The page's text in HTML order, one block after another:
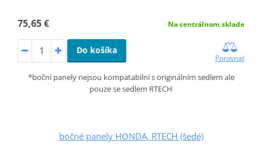
75,65 € Na centrálnom sklade
Do košíka
Porovnať
*boční panely nejsou kompatabilní s originálním sedlem ale
pouze se sedlem RTECH
bočné panely HONDA, RTECH (šedé)